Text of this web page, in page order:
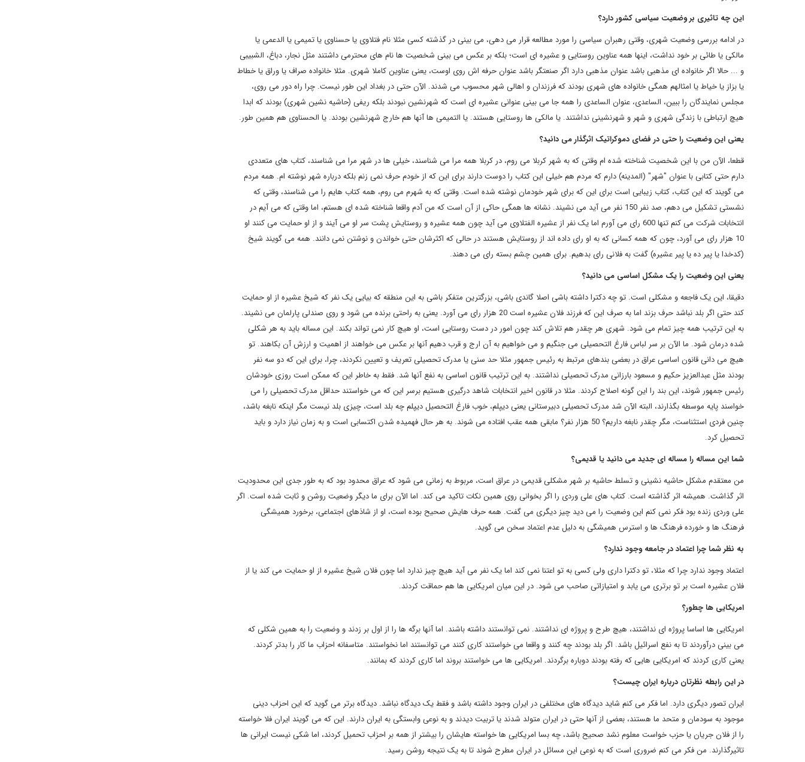
این چه تاثیری بر وضعیت سیاسی کشور دارد؟
در ادامه بررسی وضعیت شهری، وقتی رهبران سیاسی را مورد مطالعه قرار می دهی، می بینی در گذشته کسی مثلا نام فتلاوی یا حسناوی یا تمیمی یا الدعمی یا
مالکی یا طائی بر خود نداشت، اینها همه عناوین روستایی و عشیره ای است؛ بلکه بر عکس می بینی شخصیت ها نام های محترمی داشتند مثل نجار، دباغ، الشبیبی
و ... حالا اگر خانواده ای مذهبی باشد عنوان مذهبی دارد اگر صنعتگر باشد عنوان حرفه اش روی اوست، یعنی عناوین کاملا شهری. مثلا خانواده صراف یا وراق یا خطاط
یا بزاز یا خیاط یا امثالهم همگی خانواده های شهری بودند که فرزندان و اهالی شهر محسوب می شدند. الآن حتی در بغداد این طور نیست. چرا راه دور می روی،
مجلس نمایندگان را ببین، الساعدی، عنوان الساعدی را همه جا می بینی عنوانی عشیره ای است که شهرنشین نبودند بلکه ریفی (حاشیه نشین شهری) بودند که ابدا
هیچ ارتباطی با زندگی شهری و شهر و شهرنشینی نداشتند. یا مالکی ها روستایی هستند. یا التمیمی ها آنها هم خارج شهرنشین بودند. یا الحسناوی هم همین طور.
یعنی این وضعیت را حتی در فضای دموکراتیک اثرگذار می دانید؟
قطعا، الآن من با این شخصیت شناخته شده ام وقتی که به شهر کربلا می روم، در کربلا همه مرا می شناسند، خیلی ها در شهر مرا می شناسند، کتاب های متعددی
دارم حتی کتابی با عنوان "شهر" (المدینه) دارم که مردم هم خیلی این کتاب را دوست دارند برای این که از خودم حرف نمی زنم بلکه درباره شهر نوشته ام. همه مردم
می گویند که این کتاب، کتاب زیبایی است برای این که برای شهر خودمان نوشته شده است. وقتی که به شهرم می روم، همه کتاب هایم را می شناسند، وقتی که
نشستی تشکیل می دهم، صد نفر 150 نفر می آید می نشیند. نشانه ها همگی حاکی از آن است که من آدم واقعا شناخته شده ای هستم، اما وقتی که می آیم در
انتخابات شرکت می کنم تنها 600 رای می آورم اما یک نفر از عشیره الفتلاوی می آید چون همه عشیره و روستایش پشت سر او می آیند و از او حمایت می کنند او
10 هزار رای می آورد، چون که همه کسانی که به او رای داده اند از روستایش هستند در حالی که اکثرشان حتی خواندن و نوشتن نمی دانند. همه می گویند شیخ
(کدخدا یا پیر ده یا پیر عشیره) گفت به فلانی رای بدهیم. برای همین چشم بسته رای می دهند.
یعنی این وضعیت را یک مشکل اساسی می دانید؟
دقیقا، این یک فاجعه و مشکلی است. تو چه دکترا داشته باشی اصلا گاندی باشی، بزرگترین متفکر باشی به این منطقه که بیایی یک نفر که شیخ عشیره از او حمایت
کند حتی اگر بلد نباشد حرف بزند اما به صرف این که فرزند فلان عشیره است 20 هزار رای می آورد. یعنی به راحتی برنده می شود و روی صندلی پارلمان می نشیند.
به این ترتیب همه چیز تمام می شود. شهری هر چقدر هم تلاش کند چون امور در دست روستایی است، او هیچ کار نمی تواند بکند. این مساله باید به هر شکلی
شده درمان شود. ما الآن بر سر لباس فارغ التحصیلی می جنگیم و می خواهیم به آن ارج و قرب دهیم آنها بر عکس می خواهند از اهمیت و ارزش آن بکاهند. تو
هیچ می دانی قانون اساسی عراق در بعضی بندهای مرتبط به رئیس جمهور مثلا حد سنی یا مدرک تحصیلی تعریف و تعیین نکردند، چرا، برای این که دو سه نفر
بودند مثل عبدالعزیز حکیم و مسعود بارزانی مدرک تحصیلی نداشتند. به این ترتیب قانون اساسی به نفع آنها شد. فقط به خاطر این که ممکن است روزی خودشان
رئیس جمهور شوند، این بند را این گونه اصلاح کردند. مثلا در قانون اخیر انتخابات شاهد درگیری هستیم برسر این که می خواستند حداقل مدرک تحصیلی را می
خواسند پایه موسطه بگذارند، البته الآن شد مدرک تحصیلی دبیرستانی یعنی دیپلم، خوب فارغ التحصیل دیپلم چه بلد است، چیزی بلد نیست مگر اینکه نابغه باشد،
چنین فردی استثناست، مگر چقدر نابغه داریم؟ 50 هزار نفر؟ مابقی همه عقب افتاده می شوند. به هر حال فهمیده شدن اکتسابی است و به زمان نیاز دارد و باید
تحصیل کرد.
شما این مساله را مساله ای جدید می دانید یا قدیمی؟
من معتقدم مشکل حاشیه نشینی و تسلط حاشیه بر شهر مشکلی قدیمی در عراق است، مربوط به زمانی می شود که عراق محدود بود که به طور جدی این محدودیت
اثر گذاشت. همیشه اثر گذاشته است. کتاب های علی وردی را اگر بخوانی روی همین نکات تاکید می کند. اما الآن برای ما دیگر وضعیت روشن و ثابت شده است. اگر
علی وردی زنده بود فکر نمی کنم این وضعیت را می دید چیز دیگری می گفت. همه حرف هایش صحیح بوده است، او از شاذهای اجتماعی، برخورد همیشگی
فرهنگ ها و خورده فرهنگ ها و استرس همیشگی به دلیل عدم اعتماد سخن می گوید.
به نظر شما چرا اعتماد در جامعه وجود ندارد؟
اعتماد وجود ندارد چرا که مثلا، تو دکترا داری ولی کسی به تو اعتنا نمی کند اما یک نفر می آید هیچ چیز ندارد اما چون فلان شیخ عشیره از او حمایت می کند یا از
فلان عشیره است بر تو برتری می یابد و امتیازاتی صاحب می شود. در این میان امریکایی ها هم حماقت کردند.
امریکایی ها چطور؟
امریکایی ها اساسا پروژه ای نداشتند، هیچ طرح و پروژه ای نداشتند. نمی توانستند داشته باشند. اما آنها برگه ها را از اول بر زدند و وضعیت را به همین شکلی که
می بینی درآوردند تا به نفع اسرائیل باشد. اگر بلد بودند چه کنند و واقعا می خواستند کاری کنند می توانستند اما نخواستند. متاسفانه احزاب ما کار را بدتر کردند.
یعنی کاری کردند که امریکایی هایی که رفته بودند دوباره برگردند. امریکایی ها می خواستند بروند اما کاری کردند که بمانند.
در این رابطه نظرتان درباره ایران چیست؟
ایران تصور دیگری دارد. اما فکر می کنم شاید دیدگاه های مختلفی در ایران وجود داشته باشد و فقط یک دیدگاه نباشد. دیدگاه برتر می گوید که این احزاب دینی
موجود به سودمان و متحد ما هستند، بعضی از آنها حتی در ایران متولد شدند یا تربیت دیدند و به نوعی وابستگی به ایران دارند. این که می گویند ایران فلا خواسته
را از فلان جریان یا حزب خواست معلوم نشد صحیح باشد، چه بسا امریکایی ها خواسته هایشان را بیشتر از همه بر احزاب تحمیل کردند، اما شکی نیست ایرانی ها
تاثیرگذارند. من فکر می کنم ضروری است که به نوعی این مسائل در ایران مطرح شوند تا به یک نتیجه روشن رسید.